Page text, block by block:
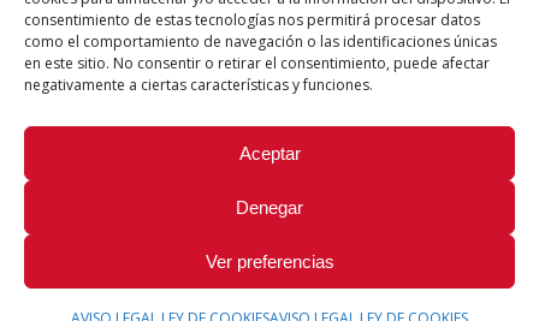
consentimiento de estas tecnologías nos permitirá procesar datos
como el comportamiento de navegación o las identificaciones únicas
en este sitio. No consentir o retirar el consentimiento, puede afectar
negativamente a ciertas características y funciones.
Aceptar
Denegar
Ver preferencias
twitter.com/UGTPoliciaLocal
http://www.policialocalugt.es
Did you like this article? Share it with your friends!